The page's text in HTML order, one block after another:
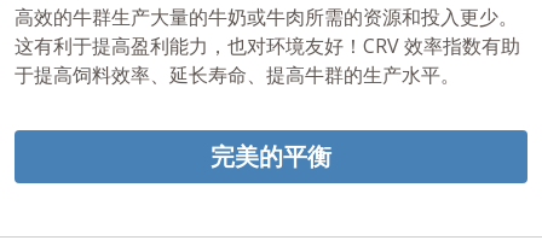
高效的牛群生产大量的牛奶或牛肉所需的资源和投入更少。
这有利于提高盈利能力，也对环境友好！CRV 效率指数有助
于提高饲料效率、延长寿命、提高牛群的生产水平。
完美的平衡